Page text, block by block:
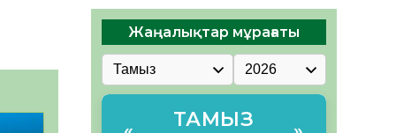
Жаңалықтар мұрағаты
ТАМЫЗ